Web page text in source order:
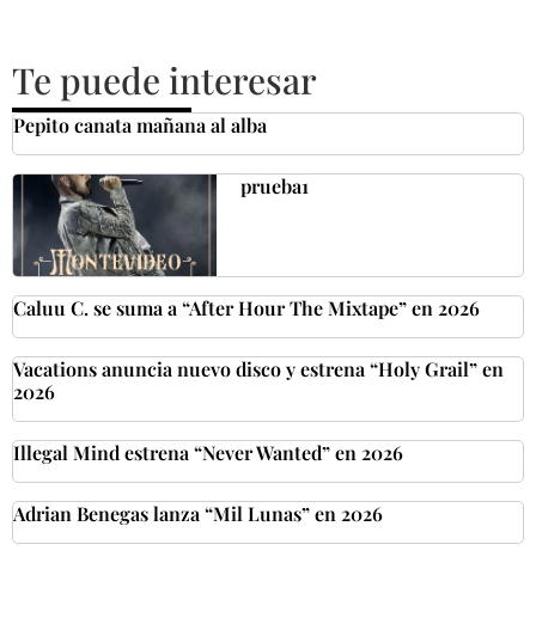
Te puede interesar
Pepito canata mañana al alba
prueba1
Caluu C. se suma a “After Hour The Mixtape” en 2026
Vacations anuncia nuevo disco y estrena “Holy Grail” en
2026
Illegal Mind estrena “Never Wanted” en 2026
Adrian Benegas lanza “Mil Lunas” en 2026